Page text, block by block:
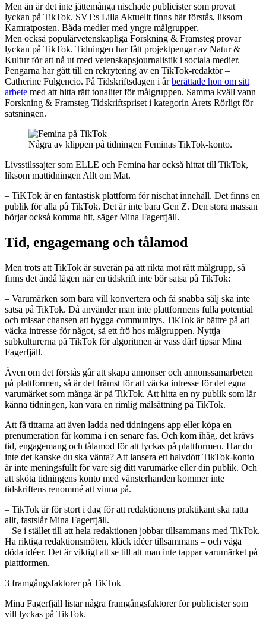
Men än är det inte jättemånga nischade publicister som provat
lyckan på TikTok. SVT:s Lilla Aktuellt finns här förstås, liksom
Kamratposten. Båda medier med yngre målgrupper.
Men också populärvetenskapliga Forskning & Framsteg provar
lyckan på TikTok. Tidningen har fått projektpengar av Natur &
Kultur för att nå ut med vetenskapsjournalistik i sociala medier.
Pengarna har gått till en rekrytering av en TikTok-redaktör –
Catherine Fulgencio. På Tidskriftsdagen i årberättade hon om sitt
arbete med att hitta rätt tonalitet för målgruppen. Samma kväll vann
Forskning & Framsteg Tidskriftspriset i kategorin Årets Rörligt för
satsningen.
Några av klippen på tidningen Feminas TikTok-konto.
Livsstilssajter som ELLE och Femina har också hittat till TikTok,
liksom mattidningen Allt om Mat.
– TiKTok är en fantastisk plattform för nischat innehåll. Det finns en
publik för alla på TikTok. Det är inte bara Gen Z. Den stora massan
börjar också komma hit, säger Mina Fagerfjäll.
Tid, engagemang och tålamod
Men trots att TikTok är suverän på att rikta mot rätt målgrupp, så
finns det ändå lägen när en tidskrift inte bör satsa på TikTok:
– Varumärken som bara vill konvertera och få snabba sälj ska inte
satsa på TikTok. Då använder man inte plattformens fulla potential
och missar chansen att bygga communitys. TikTok är bättre på att
väcka intresse för något, så ett frö hos målgruppen. Nyttja
subkulturerna på TikTok för algoritmen är vass där! tipsar Mina
Fagerfjäll.
Även om det förstås går att skapa annonser och annonssamarbeten
på plattformen, så är det främst för att väcka intresse för det egna
varumärket som många är på TikTok. Att hitta en ny publik som lär
känna tidningen, kan vara en rimlig målsättning på TikTok.
Att få tittarna att även ladda ned tidningens app eller köpa en
prenumeration får komma i en senare fas. Och kom ihåg, det krävs
tid, engagemang och tålamod för att lyckas på plattformen. Har du
inte det kanske du ska vänta? Att lansera ett halvdött TikTok-konto
är inte meningsfullt för vare sig ditt varumärke eller din publik. Och
att sköta tidningens konto med vänsterhanden kommer inte
tidskriftens renommé att vinna på.
– TikTok är för stort i dag för att redaktionens praktikant ska ratta
allt, fastslår Mina Fagerfjäll.
– Se i stället till att hela redaktionen jobbar tillsammans med TikTok.
Ha riktiga redaktionsmöten, kläck idéer tillsammans – och våga
döda idéer. Det är viktigt att se till att man inte tappar varumärket på
plattformen.
3 framgångsfaktorer på TikTok
Mina Fagerfjäll listar några framgångsfaktorer för publicister som
vill lyckas på TikTok.